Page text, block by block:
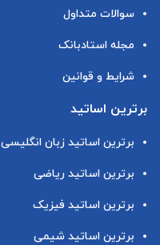
سوالات متداول
مجله استادبانک
شرایط و قوانین
برترین اساتید
برترین اساتید زبان انگلیسی
برترین اساتید ریاضی
برترین اساتید فیزیک
برترین اساتید شیمی